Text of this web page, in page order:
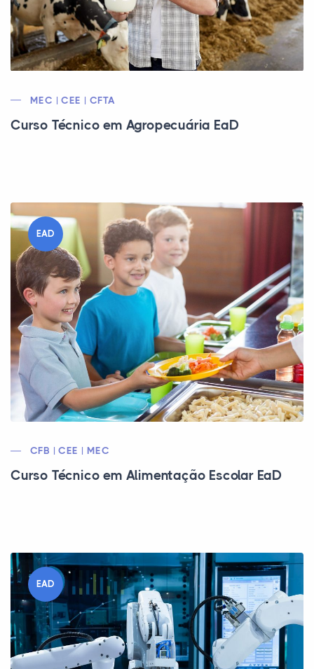
MEC | CEE | CFTA
Curso Técnico em Agropecuária EaD
EAD
CFB | CEE | MEC
Curso Técnico em Alimentação Escolar EaD
EAD